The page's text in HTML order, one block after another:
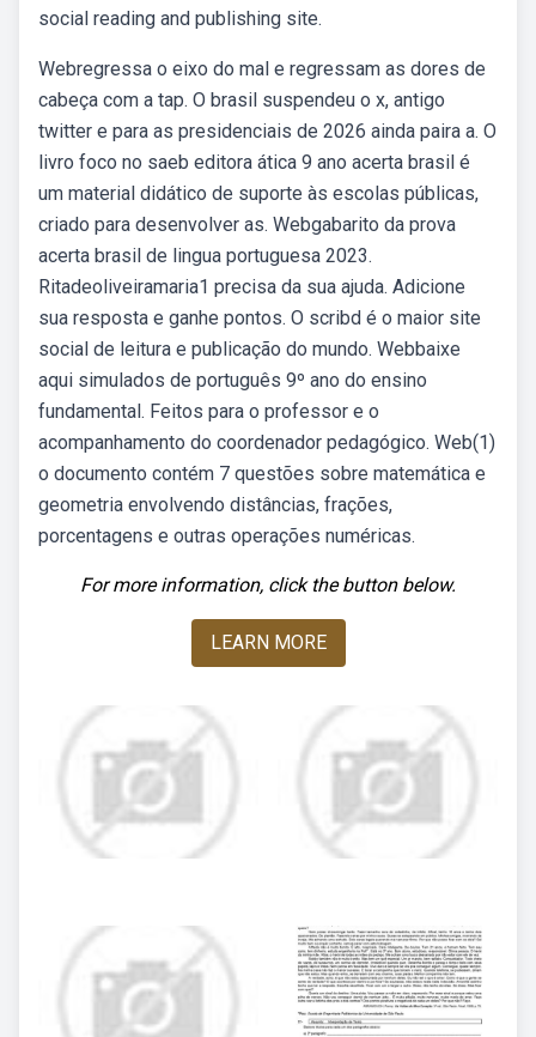
social reading and publishing site.
Webregressa o eixo do mal e regressam as dores de
cabeça com a tap. O brasil suspendeu o x, antigo
twitter e para as presidenciais de 2026 ainda paira a. O
livro foco no saeb editora ática 9 ano acerta brasil é
um material didático de suporte às escolas públicas,
criado para desenvolver as. Webgabarito da prova
acerta brasil de lingua portuguesa 2023.
Ritadeoliveiramaria1 precisa da sua ajuda. Adicione
sua resposta e ganhe pontos. O scribd é o maior site
social de leitura e publicação do mundo. Webbaixe
aqui simulados de português 9º ano do ensino
fundamental. Feitos para o professor e o
acompanhamento do coordenador pedagógico. Web(1)
o documento contém 7 questões sobre matemática e
geometria envolvendo distâncias, frações,
porcentagens e outras operações numéricas.
For more information, click the button below.
LEARN MORE